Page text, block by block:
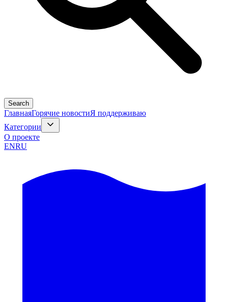
Search
ГлавнаяГорячие новостиЯ поддерживаю
Категории
О проекте
ENRU